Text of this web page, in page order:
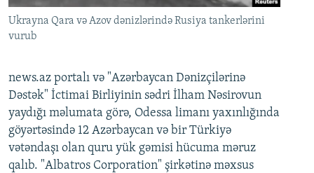
Ukrayna Qara və Azov dənizlərində Rusiya tankerlərini
vurub
news.az portalı və "Azərbaycan Dənizçilərinə
Dəstək" İctimai Birliyinin sədri İlham Nəsirovun
yaydığı məlumata görə, Odessa limanı yaxınlığında
göyərtəsində 12 Azərbaycan və bir Türkiyə
vətəndaşı olan quru yük gəmisi hücuma məruz
qalıb. "Albatros Corporation" şirkətinə məxsus